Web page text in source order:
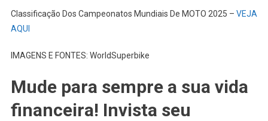
Classificação Dos Campeonatos Mundiais De MOTO 2025 – VEJA
AQUI
IMAGENS E FONTES: WorldSuperbike
Mude para sempre a sua vida
financeira! Invista seu